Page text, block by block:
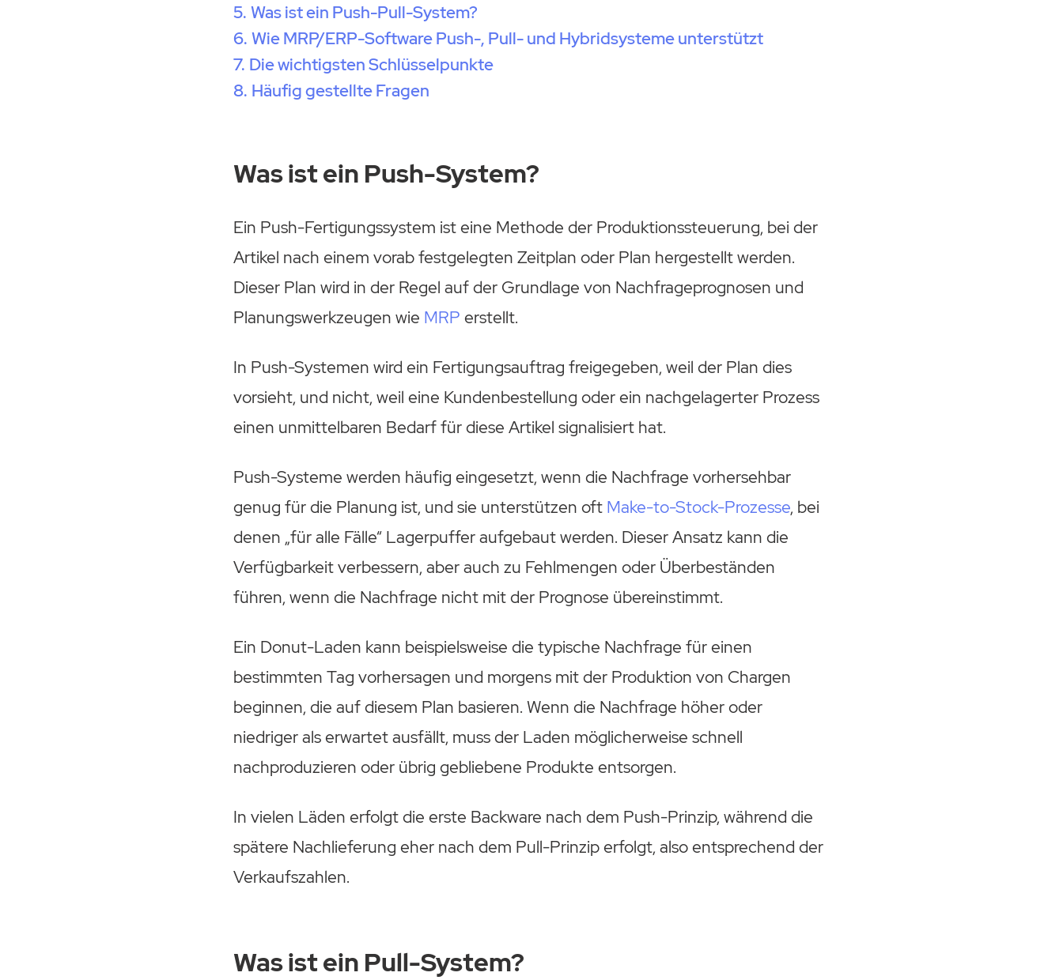
Was ist ein Push-Pull-System?
Wie MRP/ERP-Software Push-, Pull- und Hybridsysteme unterstützt
Die wichtigsten Schlüsselpunkte
Häufig gestellte Fragen
Was ist ein Push-System?
Ein Push-Fertigungssystem ist eine Methode der Produktionssteuerung, bei der
Artikel nach einem vorab festgelegten Zeitplan oder Plan hergestellt werden.
Dieser Plan wird in der Regel auf der Grundlage von Nachfrageprognosen und
Planungswerkzeugen wie MRP erstellt.
In Push-Systemen wird ein Fertigungsauftrag freigegeben, weil der Plan dies
vorsieht, und nicht, weil eine Kundenbestellung oder ein nachgelagerter Prozess
einen unmittelbaren Bedarf für diese Artikel signalisiert hat.
Push-Systeme werden häufig eingesetzt, wenn die Nachfrage vorhersehbar
genug für die Planung ist, und sie unterstützen oft Make-to-Stock-Prozesse, bei
denen „für alle Fälle“ Lagerpuffer aufgebaut werden. Dieser Ansatz kann die
Verfügbarkeit verbessern, aber auch zu Fehlmengen oder Überbeständen
führen, wenn die Nachfrage nicht mit der Prognose übereinstimmt.
Ein Donut-Laden kann beispielsweise die typische Nachfrage für einen
bestimmten Tag vorhersagen und morgens mit der Produktion von Chargen
beginnen, die auf diesem Plan basieren. Wenn die Nachfrage höher oder
niedriger als erwartet ausfällt, muss der Laden möglicherweise schnell
nachproduzieren oder übrig gebliebene Produkte entsorgen.
In vielen Läden erfolgt die erste Backware nach dem Push-Prinzip, während die
spätere Nachlieferung eher nach dem Pull-Prinzip erfolgt, also entsprechend der
Verkaufszahlen.
Was ist ein Pull-System?